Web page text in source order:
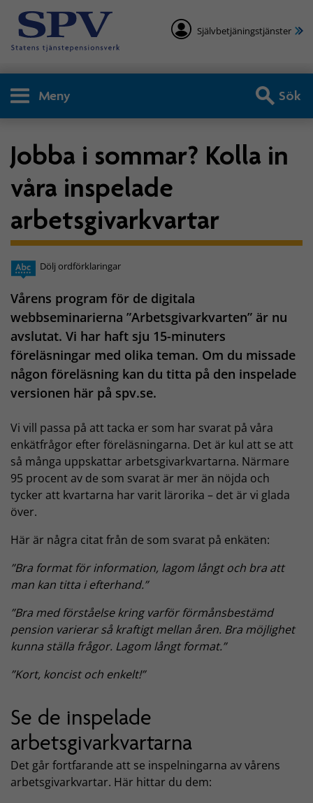
Självbetjäningstjänster
Meny Sök
Jobba i sommar? Kolla in
våra inspelade
arbetsgivarkvartar
Dölj ordförklaringar
Vårens program för de digitala
webbseminarierna ”Arbetsgivarkvarten” är nu
avslutat. Vi har haft sju 15-minuters
föreläsningar med olika teman. Om du missade
någon föreläsning kan du titta på den inspelade
versionen här på spv.se.
Vi vill passa på att tacka er som har svarat på våra
enkätfrågor efter föreläsningarna. Det är kul att se att
så många uppskattar arbetsgivarkvartarna. Närmare
95 procent av de som svarat är mer än nöjda och
tycker att kvartarna har varit lärorika – det är vi glada
över.
Här är några citat från de som svarat på enkäten:
”Bra format för information, lagom långt och bra att
man kan titta i efterhand.”
”Bra med förståelse kring varför förmånsbestämd
pension varierar så kraftigt mellan åren. Bra möjlighet
kunna ställa frågor. Lagom långt format.”
”Kort, koncist och enkelt!”
Se de inspelade
arbetsgivarkvartarna
Det går fortfarande att se inspelningarna av vårens
arbetsgivarkvartar. Här hittar du dem: